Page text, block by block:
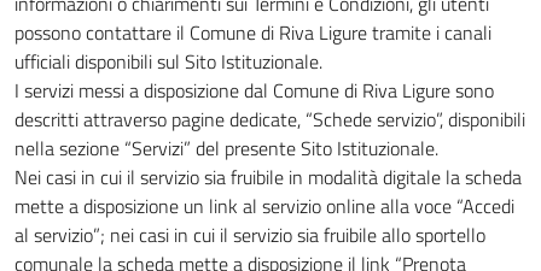
possono contattare il Comune di Riva Ligure tramite i canali
ufficiali disponibili sul Sito Istituzionale.
I servizi messi a disposizione dal Comune di Riva Ligure sono
descritti attraverso pagine dedicate, “Schede servizio”, disponibili
nella sezione “Servizi” del presente Sito Istituzionale.
Nei casi in cui il servizio sia fruibile in modalità digitale la scheda
mette a disposizione un link al servizio online alla voce “Accedi
al servizio”; nei casi in cui il servizio sia fruibile allo sportello
comunale la scheda mette a disposizione il link “Prenota